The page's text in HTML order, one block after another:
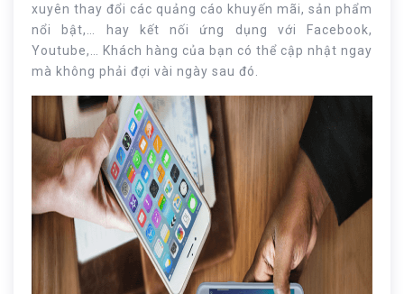
xuyên thay đổi các quảng cáo khuyến mãi, sản phẩm
nổi bật,… hay kết nối ứng dụng với Facebook,
Youtube,… Khách hàng của bạn có thể cập nhật ngay
mà không phải đợi vài ngày sau đó.